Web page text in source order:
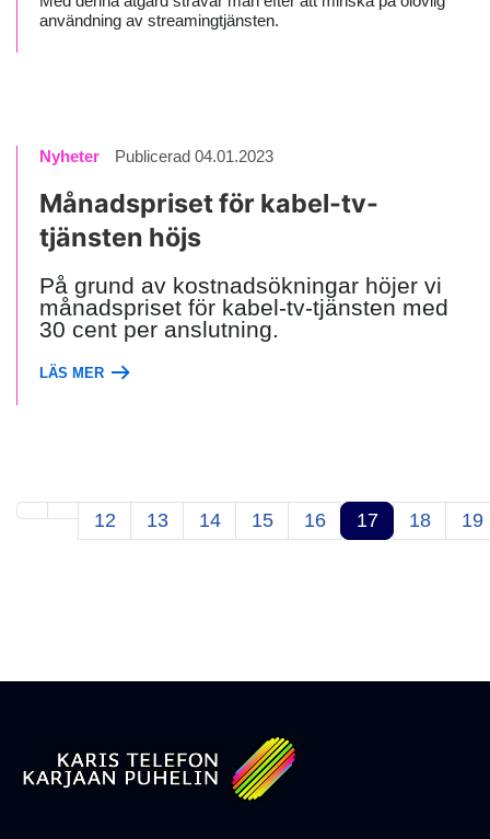
användning av streamingtjänsten.
Nyheter Publicerad 04.01.2023
Månadspriset för kabel-tv-
tjänsten höjs
På grund av kostnadsökningar höjer vi
månadspriset för kabel-tv-tjänsten med
30 cent per anslutning.
LÄS MER
12 13 14 15 16 17 18 19